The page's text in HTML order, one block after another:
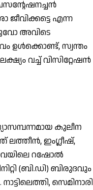
എന്ന
അവിടെ
ഉള്‍ക്കൊണ്ട്, സ്വന്തം
വച്ച് വിസിറ്റേഷന്‍
കുലീന
ലത്തീന്‍, ഇംഗ്ലീഷ്,
റഷോല്‍
(ബി.ഡി) ബിരുദവും
സെമിനാരി